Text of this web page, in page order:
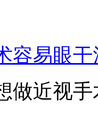
容易眼
做近视